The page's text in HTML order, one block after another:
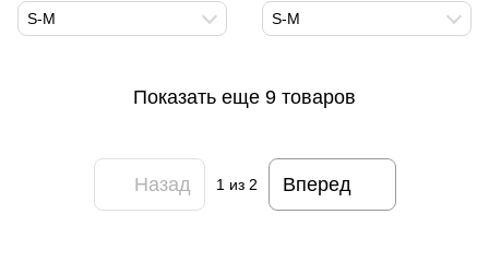
S-M S-M
Показать еще 9 товаров
Назад 1из 2 Вперед